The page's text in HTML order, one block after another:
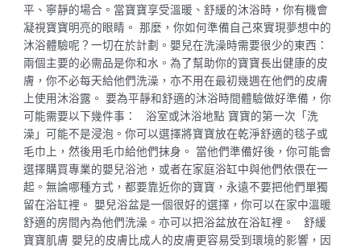
平、寧靜的場合。當寶寶享受溫暖、舒緩的沐浴時，你有機會
凝視寶寶明亮的眼睛。 那麼，你如何準備自己來實現夢想中的
沐浴體驗呢？一切在於計劃。嬰兒在洗澡時需要很少的東西：
兩個主要的必需品是你和水。為了幫助你的寶寶長出健康的皮
膚，你不必每天給他們洗澡，亦不用在最初幾週在他們的皮膚
上使用沐浴露。 要為平靜和舒適的沐浴時間體驗做好準備，你
可能需要以下幾件事： 浴室或沐浴地點 寶寶的第一次「洗
澡」可能不是浸泡。你可以選擇將寶寶放在乾淨舒適的毯子或
毛巾上，然後用毛巾給他們抹身。 當他們準備好後，你可能會
選擇購買專業的嬰兒浴池，或者在家庭浴缸中與他們依偎在一
起。無論哪種方式，都要靠近你的寶寶，永遠不要把他們單獨
留在浴缸裡。 嬰兒浴盆是一個很好的選擇，你可以在家中溫暖
舒適的房間內為他們洗澡。亦可以把浴盆放在浴缸裡。 舒緩
寶寶肌膚 嬰兒的皮膚比成人的皮膚更容易受到環境的影響，因